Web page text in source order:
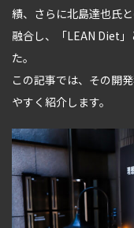
績、さらに北島達也氏
融合し、「LEAN Diet
た。
この記事では、その開
やすく紹介します。